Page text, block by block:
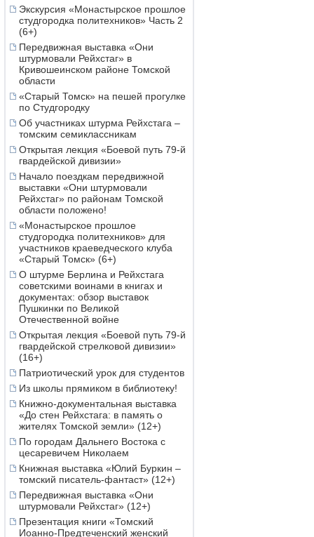
Экскурсия «Монастырское прошлое
студгородка политехников» Часть 2
(6+)
Передвижная выставка «Они
штурмовали Рейхстаг» в
Кривошеинском районе Томской
области
«Старый Томск» на пешей прогулке
по Студгородку
Об участниках штурма Рейхстага –
томским семиклассникам
Открытая лекция «Боевой путь 79-й
гвардейской дивизии»
Начало поездкам передвижной
выставки «Они штурмовали
Рейхстаг» по районам Томской
области положено!
«Монастырское прошлое
студгородка политехников» для
участников краеведческого клуба
«Старый Томск» (6+)
О штурме Берлина и Рейхстага
советскими воинами в книгах и
документах: обзор выставок
Пушкинки по Великой
Отечественной войне
Открытая лекция «Боевой путь 79-й
гвардейской стрелковой дивизии»
(16+)
Патриотический урок для студентов
Из школы прямиком в библиотеку!
Книжно-документальная выставка
«До стен Рейхстага: в память о
жителях Томской земли» (12+)
По городам Дальнего Востока с
цесаревичем Николаем
Книжная выставка «Юлий Буркин –
томский писатель-фантаст» (12+)
Передвижная выставка «Они
штурмовали Рейхстаг» (12+)
Презентация книги «Томский
Иоанно-Предтеченский женский